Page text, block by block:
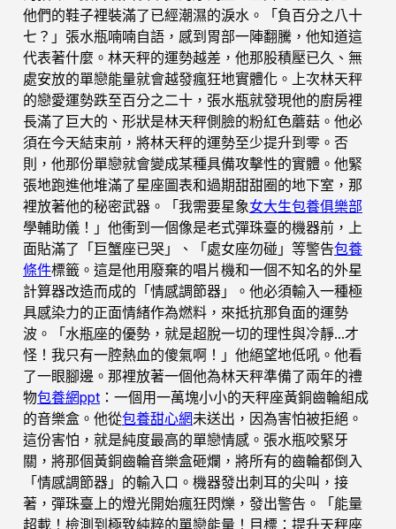
他們的鞋子裡裝滿了已經潮濕的淚水。「負百分之八十
七？」張水瓶喃喃自語，感到胃部一陣翻騰，他知道這
代表著什麼。林天秤的運勢越差，他那股積壓已久、無
處安放的單戀能量就會越發瘋狂地實體化。上次林天秤
的戀愛運勢跌至百分之二十，張水瓶就發現他的廚房裡
長滿了巨大的、形狀是林天秤側臉的粉紅色蘑菇。他必
須在今天結束前，將林天秤的運勢至少提升到零。否
則，他那份單戀就會變成某種具備攻擊性的實體。他緊
張地跑進他堆滿了星座圖表和過期甜甜圈的地下室，那
裡放著他的秘密武器。「我需要星象女大生包養俱樂部
學輔助儀！」他衝到一個像是老式彈珠臺的機器前，上
面貼滿了「巨蟹座已哭」、「處女座勿碰」等警告包養
條件標籤。這是他用廢棄的唱片機和一個不知名的外星
計算器改造而成的「情感調節器」。他必須輸入一種極
具感染力的正面情緒作為燃料，來抵抗那負面的運勢
波。「水瓶座的優勢，就是超脫一切的理性與冷靜…才
怪！我只有一腔熱血的傻氣啊！」他絕望地低吼。他看
了一眼腳邊。那裡放著一個他為林天秤準備了兩年的禮
物包養網ppt ：一個用一萬塊小小的天秤座黃銅齒輪組成
的音樂盒。他從包養甜心網未送出，因為害怕被拒絕。
這份害怕，就是純度最高的單戀情感。張水瓶咬緊牙
關，將那個黃銅齒輪音樂盒砸爛，將所有的齒輪都倒入
「情感調節器」的輸入口。機器發出刺耳的尖叫，接
著，彈珠臺上的燈光開始瘋狂閃爍，發出警告。「能量
超載！檢測到極致純粹的單戀能量！目標：提升天秤座